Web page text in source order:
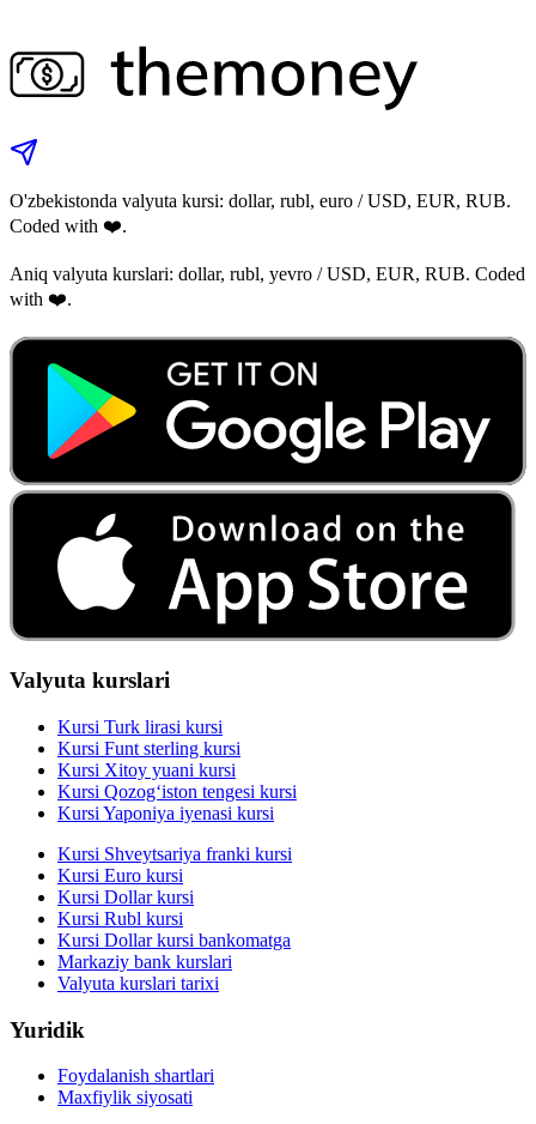
O'zbekistonda valyuta kursi: dollar, rubl, euro / USD, EUR, RUB.
Coded with ❤️.
Aniq valyuta kurslari: dollar, rubl, yevro / USD, EUR, RUB. Coded
with ❤️.
Valyuta kurslari
Kursi Turk lirasi kursi
Kursi Funt sterling kursi
Kursi Xitoy yuani kursi
Kursi Qozog‘iston tengesi kursi
Kursi Yaponiya iyenasi kursi
Kursi Shveytsariya franki kursi
Kursi Euro kursi
Kursi Dollar kursi
Kursi Rubl kursi
Kursi Dollar kursi bankomatga
Markaziy bank kurslari
Valyuta kurslari tarixi
Yuridik
Foydalanish shartlari
Maxfiylik siyosati